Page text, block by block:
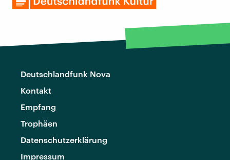
Deutschlandfunk Nova
Kontakt
Empfang
Trophäen
Datenschutzerklärung
Impressum